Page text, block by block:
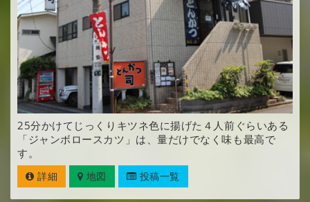
25分かけてじっくりキツネ色に揚げた４人前ぐらいある
「ジャンボロースカツ」は、量だけでなく味も最高で
す。
詳細 地図 投稿一覧